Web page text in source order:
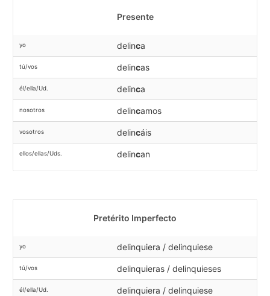
Presente
yo delinca
tú/vos delincas
él/ella/Ud. delinca
nosotros delincamos
vosotros delincáis
ellos/ellas/Uds. delincan
Pretérito Imperfecto
yo delinquiera / delinquiese
tú/vos delinquieras / delinquieses
él/ella/Ud. delinquiera / delinquiese